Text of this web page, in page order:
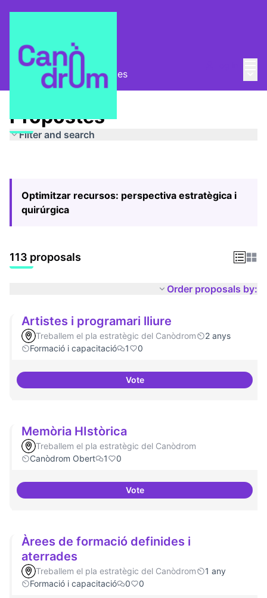
Pla Estratègic Propostes
Propostes
Filter and search
Optimitzar recursos: perspectiva estratègica i
quirúrgica
113 proposals
Order proposals by:
Artistes i programari lliure
Treballem el pla estratègic del Canòdrom
2 anys
Formació i capacitació
1 0
VoteArtistes i programari lliure
Memòria HIstòrica
Treballem el pla estratègic del Canòdrom
Canòdrom Obert
1 0
VoteMemòria HIstòrica
Àrees de formació definides i
aterrades
Treballem el pla estratègic del Canòdrom
1 any
Formació i capacitació
0 0